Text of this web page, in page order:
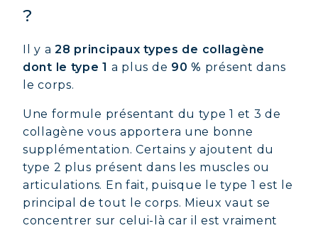
?
Il y a28 principaux types de collagène
dont le type 1 a plus de 90 % présent dans
le corps.
Une formule présentant du type 1 et 3 de
collagène vous apportera une bonne
supplémentation. Certains y ajoutent du
type 2 plus présent dans les muscles ou
articulations. En fait, puisque le type 1 est le
principal de tout le corps. Mieux vaut se
concentrer sur celui-là car il est vraiment